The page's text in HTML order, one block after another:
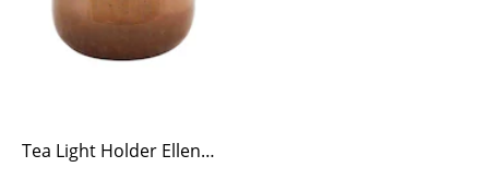
Tea Light Holder Ellen Light Brown Large